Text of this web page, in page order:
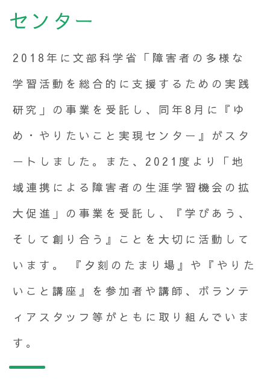
センター
2018年に文部科学省「障害者の多様な
学習活動を総合的に支援するための実践
研究」の事業を受託し、同年8月に『ゆ
め・やりたいこと実現センター』がスタ
ートしました。また、2021度より「地
域連携による障害者の生涯学習機会の拡
大促進」の事業を受託し、『学びあう、
そして創り合う』ことを大切に活動して
います。 『夕刻のたまり場』や『やりた
いこと講座』を参加者や講師、ボランテ
ィアスタッフ等がともに取り組んでいま
す。